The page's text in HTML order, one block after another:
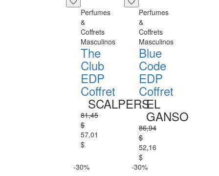
Perfumes
&
Coffrets
Masculinos
The
Club
EDP
Coffret
SCALPERS
81,45
$
57,01
$
Perfumes
&
Coffrets
Masculinos
Blue
Code
EDP
Coffret
EL
GANSO
86,94
$
52,16
$
-30%
-30%